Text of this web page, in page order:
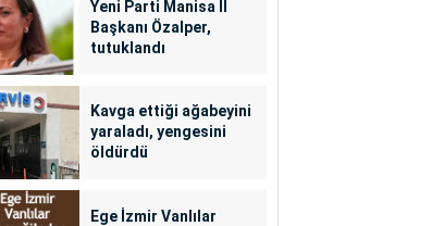
Yeni Parti Manisa İl
Başkanı Özalper,
tutuklandı
Kavga ettiği ağabeyini
yaraladı, yengesini
öldürdü
Ege İzmir Vanlılar